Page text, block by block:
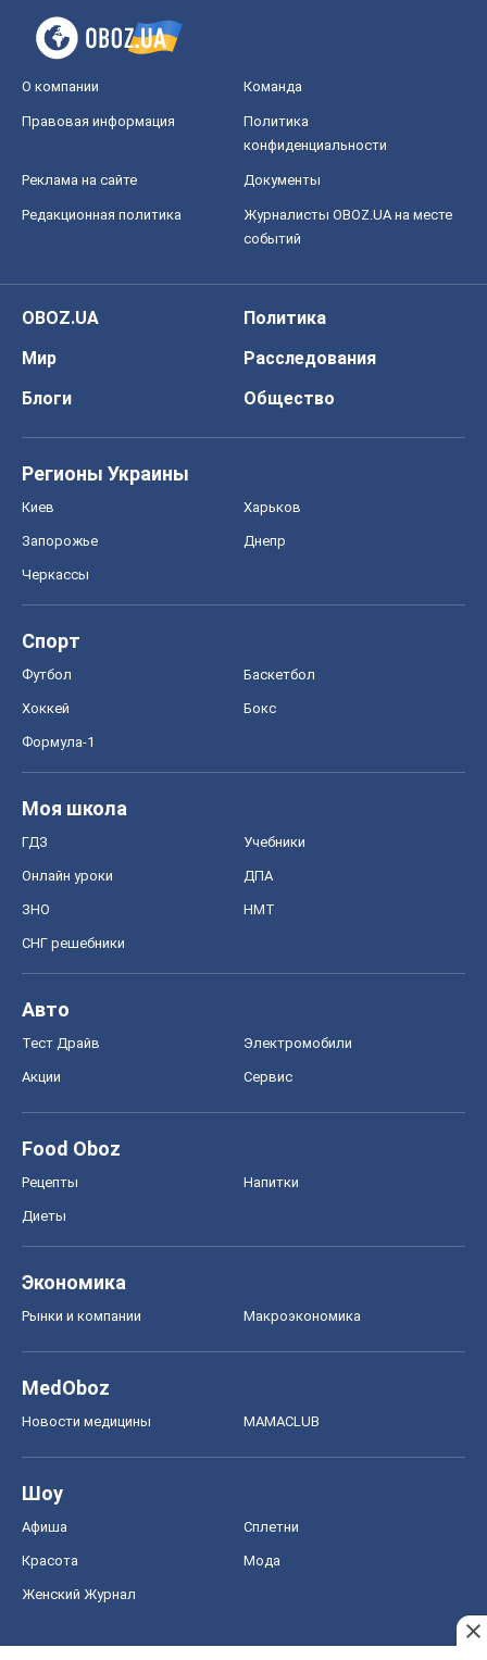
О компании Команда
Правовая информация
Политика
конфиденциальности
Реклама на сайте Документы
Редакционная политика
Журналисты OBOZ.UA на месте
событий
OBOZ.UA
Политика
Мир
Расследования
Блоги
Общество
Регионы Украины
Киев Харьков
Запорожье Днепр
Черкассы
Спорт
Футбол Баскетбол
Хоккей Бокс
Формула-1
Моя школа
ГДЗ Учебники
Онлайн уроки ДПА
ЗНО НМТ
СНГ решебники
Авто
Тест Драйв Электромобили
Акции Сервис
Food Oboz
Рецепты Напитки
Диеты
Экономика
Рынки и компании Mакроэкономика
MedOboz
Новости медицины MAMACLUB
Шоу
Афиша Сплетни
Красота Мода
Женский Журнал